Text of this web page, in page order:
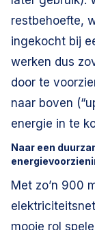
restbehoefte,
ingekocht bij
werken dus
door te
naar boven
energie in te
Naar een
Met zo’n 900
mooie rol